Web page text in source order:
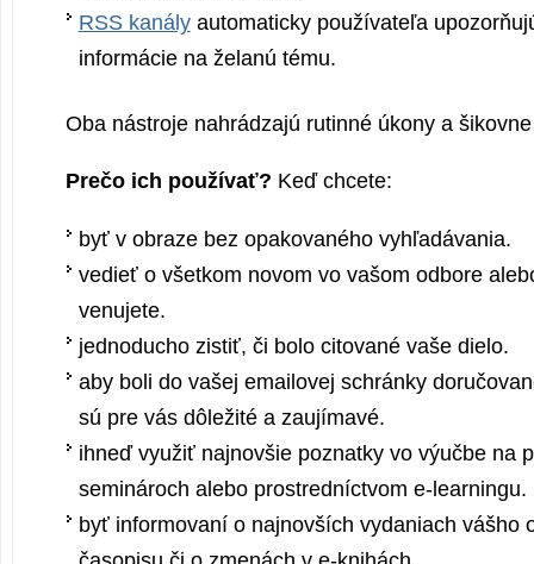
RSS kanályautomaticky používateľa
informácie na želanú tému.
Oba nástroje nahrádzajú rutinné úkony a
Prečo ich používať? Keď chcete:
byť v obraze bez opakovaného vyhľadávania.
vedieť o všetkom novom vo vašom odbore
venujete.
jednoducho zistiť, či bolo citované vaše dielo.
aby boli do vašej emailovej schránky
sú pre vás dôležité a zaujímavé.
ihneď využiť najnovšie poznatky vo výučbe na
seminároch alebo prostredníctvom e-learningu.
byť informovaní o najnovších vydaniach vášho